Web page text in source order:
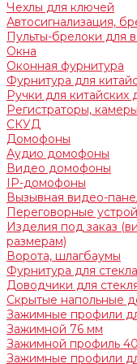
Чехлы для ключей
Автосигнализация,
Пульты-брелоки для
Окна
Оконная фурнитура
Фурнитура для
Ручки для китайских
Регистраторы,
СКУД
Домофоны
Аудио домофоны
Видео домофоны
IP-домофоны
Вызывная видео-
Переговорные
Изделия под заказ
размерам)
Ворота, шлагбаумы
Фурнитура для стекла
Доводчики для
Скрытые напольные
Зажимные профили
Зажимной 76 мм
Зажимной профиль
Зажимные профили